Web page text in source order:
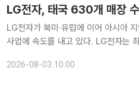
LG전자, 태국 630개 매장
LG전자가 북미∙유럽에 이어 아시아
사업에 속도를 내고 있다. LG전자는 최근 태국 2위 빨래방 프랜차이즈인 '트렌디 워시(Trendy
새롭게 문을 여는 400여 개 매장에도
2026-08-03 10:00